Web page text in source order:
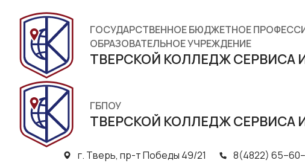
ГОСУДАРСТВЕННОЕ БЮДЖЕТНОЕ
ОБРАЗОВАТЕЛЬНОЕ УЧРЕЖДЕНИЕ
ТВЕРСКОЙ КОЛЛЕДЖ СЕРВИСА
ГБПОУ
ТВЕРСКОЙ КОЛЛЕДЖ СЕРВИСА
г. Тверь, пр-т Победы 49/21 8(4822)